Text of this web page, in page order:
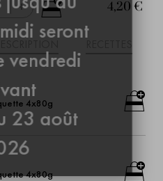
seront
vendredi
23 août
+ 4,20 €
4x80g
4x80g